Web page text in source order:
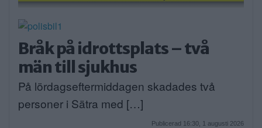
Bråk på idrottsplats – två
män till sjukhus
På lördagseftermiddagen skadades två
personer i Sätra med […]
Publicerad 16:30, 1 augusti 2026